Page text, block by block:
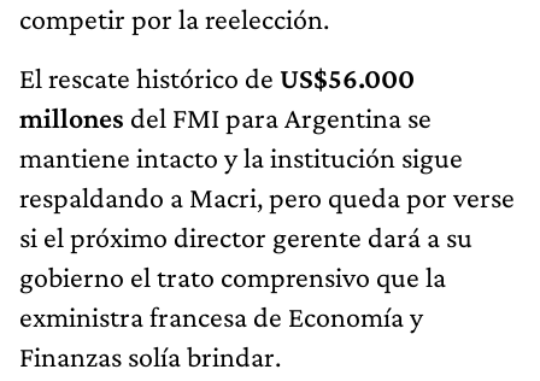
competir por la reelección.
El rescate histórico de US$56.000
millones del FMI para Argentina se
mantiene intacto y la institución sigue
respaldando a Macri, pero queda por verse
si el próximo director gerente dará a su
gobierno el trato comprensivo que la
exministra francesa de Economía y
Finanzas solía brindar.